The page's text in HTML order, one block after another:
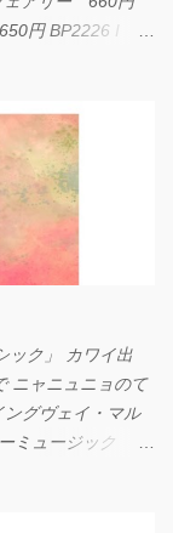
円 BP2226 I
ック」 カワイ出
ニャニュニョのて
グヴェイ・マル
ミュージック